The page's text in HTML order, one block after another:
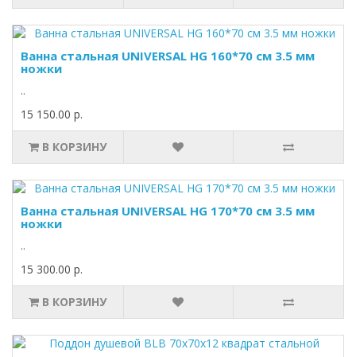
Ванна стальная UNIVERSAL HG 160*70 см 3.5 мм
ножки
..
15 150.00 р.
В КОРЗИНУ
Ванна стальная UNIVERSAL HG 170*70 см 3.5 мм
ножки
..
15 300.00 р.
В КОРЗИНУ